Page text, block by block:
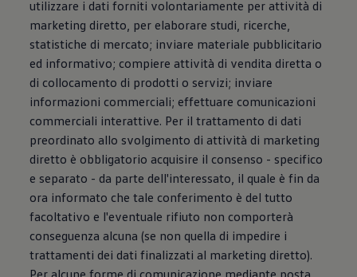
utilizzare i dati forniti volontariamente per attività di
marketing diretto, per elaborare studi, ricerche,
statistiche di mercato; inviare materiale pubblicitario
ed informativo; compiere attività di vendita diretta o
di collocamento di prodotti o servizi; inviare
informazioni commerciali; effettuare comunicazioni
commerciali interattive. Per il trattamento di dati
preordinato allo svolgimento di attività di marketing
diretto è obbligatorio acquisire il consenso - specifico
e separato - da parte dell'interessato, il quale è fin da
ora informato che tale conferimento è del tutto
facoltativo e l'eventuale rifiuto non comporterà
conseguenza alcuna (se non quella di impedire i
trattamenti dei dati finalizzati al marketing diretto).
Per alcune forme di comunicazione mediante posta